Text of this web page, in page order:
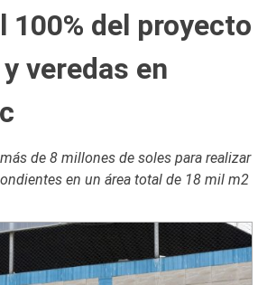
100% del proyecto
veredas en
de 8 millones de soles para realizar
en un área total de 18 mil m2